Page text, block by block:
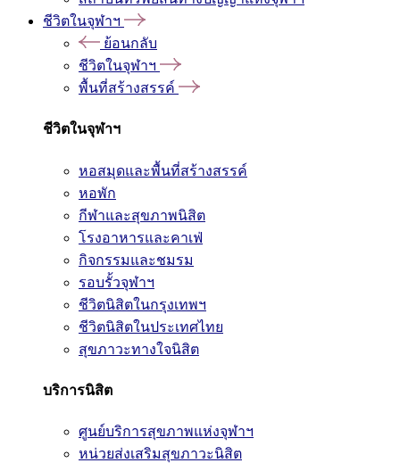
ชีวิตในจุฬาฯ
ย้อนกลับ
ชีวิตในจุฬาฯ
พื้นที่สร้างสรรค์
ชีวิตในจุฬาฯ
หอสมุดและพื้นที่สร้างสรรค์
หอพัก
กีฬาและสุขภาพนิสิต
โรงอาหารและคาเฟ่
กิจกรรมและชมรม
รอบรั้วจุฬาฯ
ชีวิตนิสิตในกรุงเทพฯ
ชีวิตนิสิตในประเทศไทย
สุขภาวะทางใจนิสิต
บริการนิสิต
ศูนย์บริการสุขภาพแห่งจุฬาฯ
หน่วยส่งเสริมสุขภาวะนิสิต